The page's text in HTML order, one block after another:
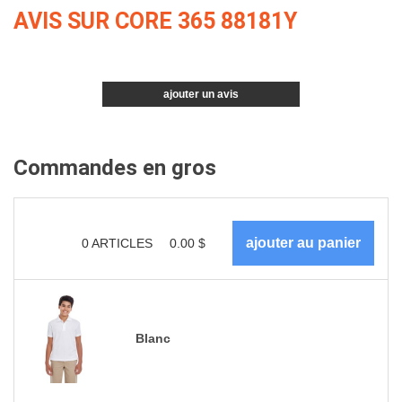
AVIS SUR CORE 365 88181Y
ajouter un avis
Commandes en gros
0ARTICLES 0.00 $
Blanc